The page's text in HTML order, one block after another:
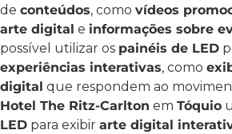
de conteúdos, como vídeos
arte digital e informações sobre
possível utilizar os painéis de LED
experiências interativas, como
digital que respondem ao
Hotel The Ritz-Carlton em Tóquio
LED para exibir arte digital